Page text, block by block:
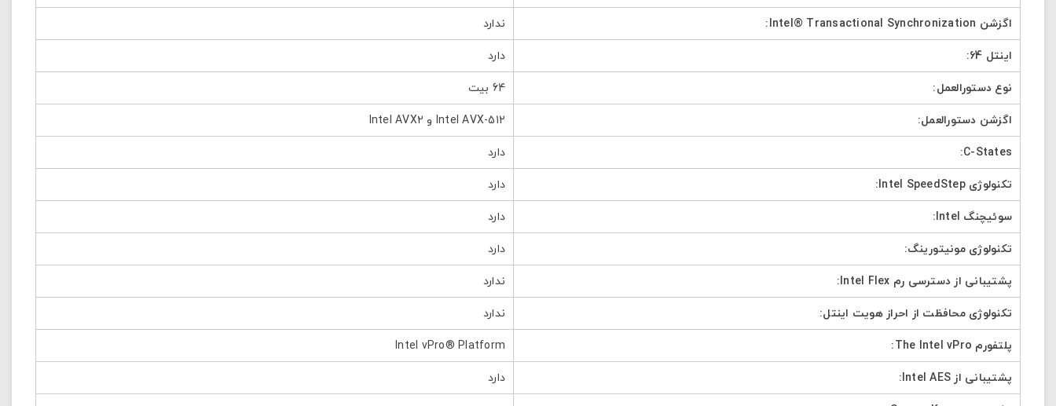
اگزشن Intel® Transactional Synchronization:
ندارد
اینتل 64:
دارد
نوع دستورالعمل:
64 بیت
اگزشن دستورالعمل:
Intel AVX-512 و Intel AVX2
C-States:
دارد
تکنولوژی Intel SpeedStep:
دارد
سوئیچنگ Intel:
دارد
تکنولوژی مونیتورینگ:
دارد
پشتیبانی از دسترسی رم Intel Flex:
ندارد
تکنولوژی محافظت از احراز هویت اینتل:
ندارد
پلتفورم The Intel vPro:
Intel vPro® Platform
پشتیبانی از Intel AES:
دارد